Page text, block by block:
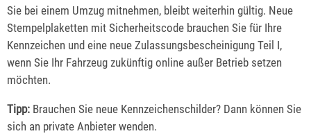
Sie bei einem Umzug mitnehmen, bleibt weiterhin gültig. Neue
Stempelplaketten mit Sicherheitscode brauchen Sie für Ihre
Kennzeichen und eine neue Zulassungsbescheinigung Teil I,
wenn Sie Ihr Fahrzeug zukünftig online außer Betrieb setzen
möchten.
Tipp: Brauchen Sie neue Kennzeichenschilder? Dann können Sie
sich an private Anbieter wenden.